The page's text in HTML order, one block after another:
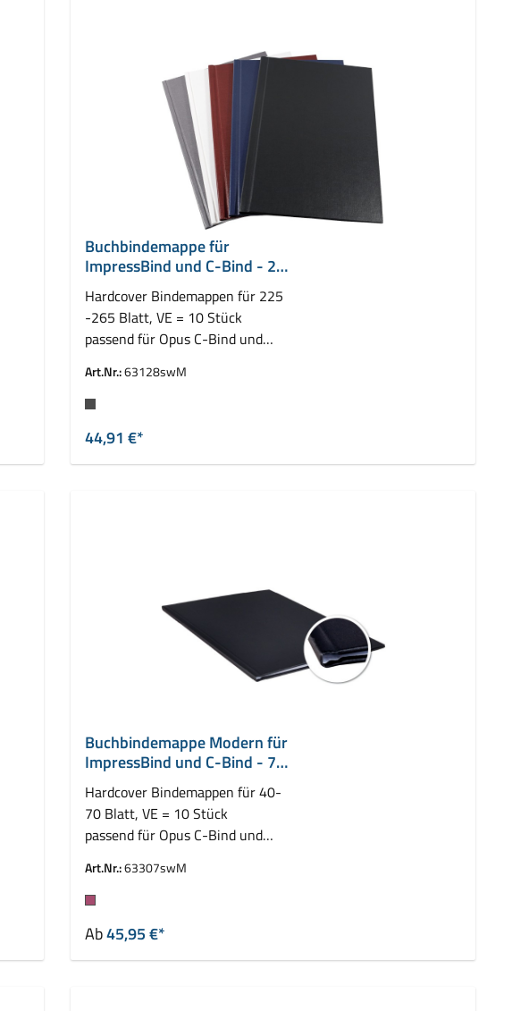
Buchbindemappe für
ImpressBind und C-Bind - 28
mm
Hardcover Bindemappen für 225
-265 Blatt, VE = 10 Stück
passend für Opus C-Bind und
Art.Nr.:63128swM
Farbe
44,91 €*
Buchbindemappe Modern für
ImpressBind und C-Bind - 7
mm
Hardcover Bindemappen für 40-
70 Blatt, VE = 10 Stück
passend für Opus C-Bind und
Art.Nr.:63307swM
Farbe
Ab45,95 €*